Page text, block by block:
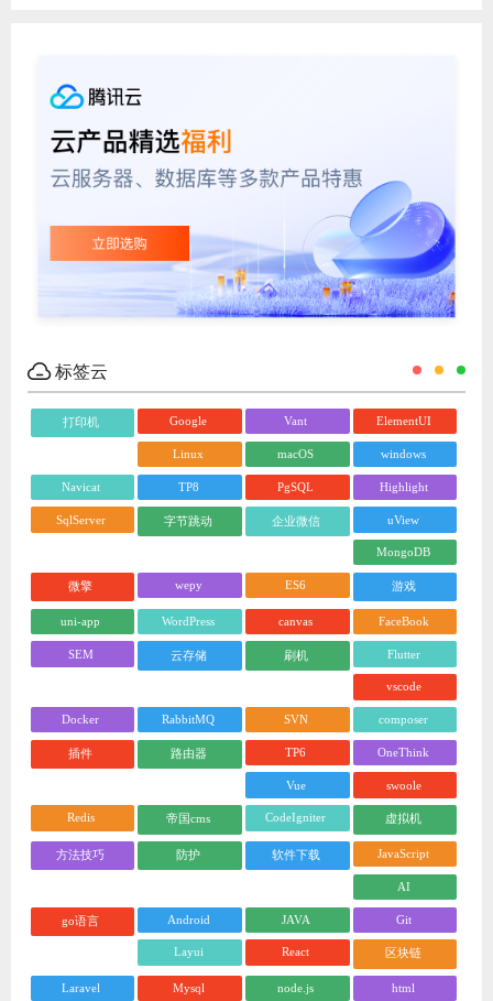
标签云
打印机 Google Vant ElementUI
Linux macOS windows
Navicat TP8 PgSQL Highlight
SqlServer 字节跳动 企业微信 uView
MongoDB
微擎 wepy ES6 游戏
uni-app WordPress canvas FaceBook
SEM 云存储 刷机 Flutter
vscode
Docker RabbitMQ SVN composer
插件 路由器 TP6 OneThink
Vue swoole
Redis 帝国cms CodeIgniter 虚拟机
方法技巧 防护 软件下载 JavaScript
AI
go语言 Android JAVA Git
Layui React 区块链
Laravel Mysql node.js html